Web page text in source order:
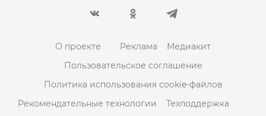
О проекте Реклама
Медиакит
Пользовательское соглашение
Политика использования cookie-файлов
Рекомендательные технологии
Техподдержка